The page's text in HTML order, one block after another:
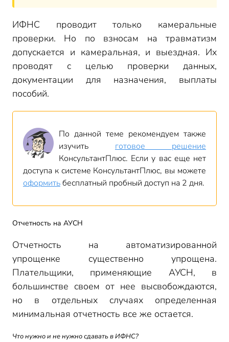
ИФНС проводит только камеральные
проверки. Но по взносам на травматизм
допускается и камеральная, и выездная. Их
проводят с целью проверки данных,
документации для назначения, выплаты
пособий.
По данной теме рекомендуем также
изучить готовое решение
КонсультантПлюс. Если у вас еще нет
доступа к системе КонсультантПлюс, вы можете
оформитьбесплатный пробный доступ на 2 дня.
Отчетность на АУСН
Отчетность на автоматизированной
упрощенке существенно упрощена.
Плательщики, применяющие АУСН, в
большинстве своем от нее высвобождаются,
но в отдельных случаях определенная
минимальная отчетность все же остается.
Что нужно и не нужно сдавать в ИФНС?